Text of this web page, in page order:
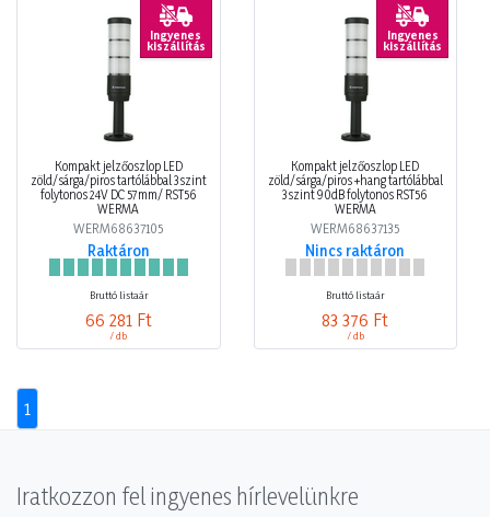
Ingyenes
kiszállítás
Kompakt jelzőoszlop LED
zöld/sárga/piros tartólábbal 3szint
folytonos 24V DC 57mm/ RST56
WERMA
WERM68637105
Raktáron
Bruttó listaár
66 281 Ft
/ db
Ingyenes
kiszállítás
Kompakt jelzőoszlop LED
zöld/sárga/piros +hang tartólábbal
3szint 90dB folytonos RST56
WERMA
WERM68637135
Nincs raktáron
Bruttó listaár
83 376 Ft
/ db
1
Iratkozzon fel ingyenes hírlevelünkre